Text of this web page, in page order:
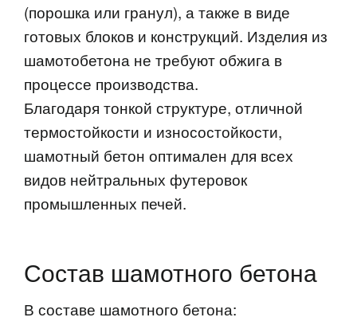
(порошка или гранул), а также в виде
готовых блоков и конструкций. Изделия из
шамотобетона не требуют обжига в
процессе производства.
Благодаря тонкой структуре, отличной
термостойкости и износостойкости,
шамотный бетон оптимален для всех
видов нейтральных футеровок
промышленных печей.
Состав шамотного бетона
В составе шамотного бетона: